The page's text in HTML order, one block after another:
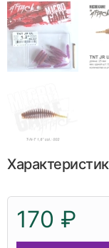
170 ₽